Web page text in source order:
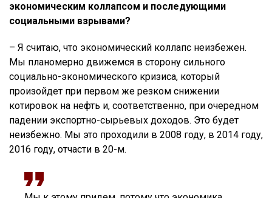
экономическим коллапсом и последующими
социальными взрывами?
– Я считаю, что экономический коллапс неизбежен.
Мы планомерно движемся в сторону сильного
социально-экономического кризиса, который
произойдет при первом же резком снижении
котировок на нефть и, соответственно, при очередном
падении экспортно-сырьевых доходов. Это будет
неизбежно. Мы это проходили в 2008 году, в 2014 году,
2016 году, отчасти в 20-м.